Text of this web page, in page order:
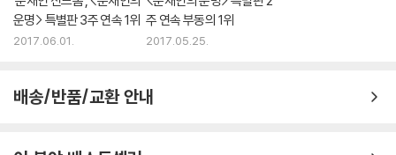
운명> 특별판 3주 연속 1위
2017.06.01.
주 연속 부동의 1위
2017.05.25.
배송/반품/교환 안내